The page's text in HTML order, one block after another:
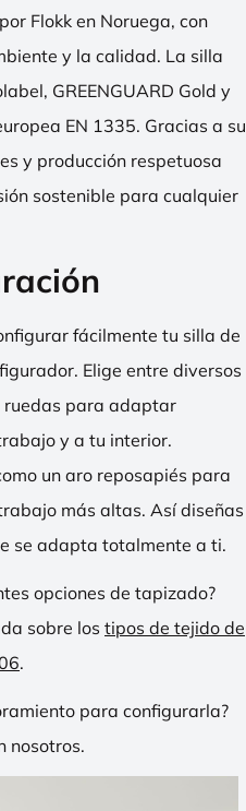
Flokk en Noruega, con
y la calidad. La silla
GREENGUARD Gold y
EN 1335. Gracias a su
y producción respetuosa
sostenible para cualquier
fácilmente tu silla de
Elige entre diversos
ruedas para adaptar
y a tu interior.
un aro reposapiés para
más altas. Así diseñas
se adapta totalmente a ti.
opciones de tapizado?
sobre los tipos de tejido de
.
para configurarla?
nosotros.